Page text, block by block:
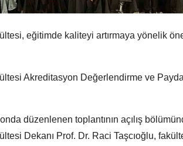
eğitimde kaliteyi artırmaya yönelik
Akreditasyon Değerlendirme ve
düzenlenen toplantının açılış
Dekanı Prof. Dr. Raci Taşcıoğlu,